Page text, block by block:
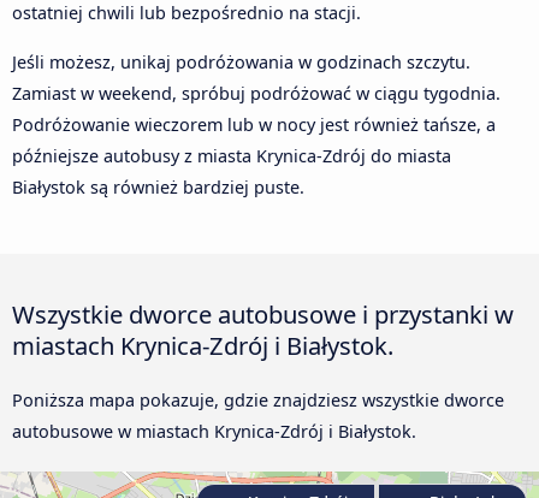
ostatniej chwili lub bezpośrednio na stacji.
Jeśli możesz, unikaj podróżowania w godzinach szczytu.
Zamiast w weekend, spróbuj podróżować w ciągu tygodnia.
Podróżowanie wieczorem lub w nocy jest również tańsze, a
późniejsze autobusy z miasta Krynica-Zdrój do miasta
Białystok są również bardziej puste.
Wszystkie dworce autobusowe i przystanki w
miastach Krynica-Zdrój i Białystok.
Poniższa mapa pokazuje, gdzie znajdziesz wszystkie dworce
autobusowe w miastach Krynica-Zdrój i Białystok.